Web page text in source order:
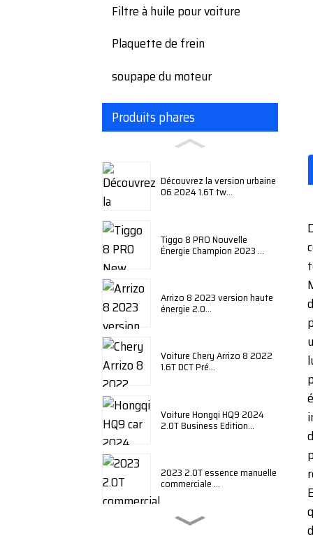
Filtre à huile pour voiture
Plaquette de frein
soupape du moteur
Produits phares
Découvrez la version urbaine
06 2024 1.6T tw...
Tiggo 8 PRO Nouvelle
Énergie Champion 2023 ...
Arrizo 8 2023 version haute
énergie 2.0...
Voiture Chery Arrizo 8 2022
1.6T DCT Pré...
Voiture Hongqi HQ9 2024
2.0T Business Edition...
2023 2.0T essence manuelle
commerciale ...
BYD Qin plus 2024 édition